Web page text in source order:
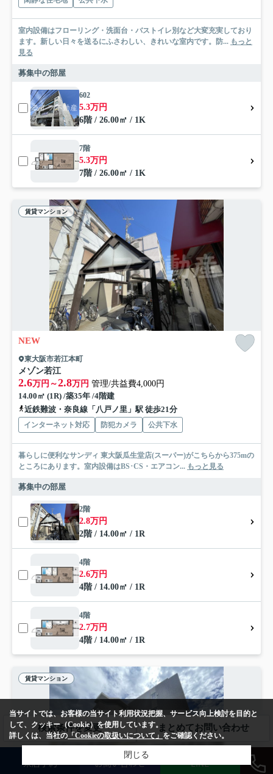
室内設備はフローリング・洗面台・バストイレ別など大変充実しており
ます。新しい日々を送るにふさわしい、きれいな室内です。防... もっと
見る
募集中の部屋
602
5.3万円
6階 / 26.00㎡ / 1K
7階
5.3万円
7階 / 26.00㎡ / 1K
賃貸マンション
NEW
東大阪市若江本町
メゾン若江
2.6万円～2.8万円 管理/共益費4,000円
14.00㎡ (1R) /築35年 /4階建
近鉄難波・奈良線「八戸ノ里」駅 徒歩21分
インターネット対応 防犯カメラ 公共下水
暮らしに便利なサンディ 東大阪瓜生堂店(スーパー)がこちらから375mの
ところにあります。室内設備はBS･CS・エアコン... もっと見る
募集中の部屋
2階
2.8万円
2階 / 14.00㎡ / 1R
4階
2.6万円
4階 / 14.00㎡ / 1R
4階
2.7万円
4階 / 14.00㎡ / 1R
賃貸マンション
検索条件を変更 まとめてお問い合わせ
来店予約 お問い合わせ LINE
当サイトでは、お客様の当サイト利用状況把握、サービス向上検討を目的と
して、クッキー（Cookie）を使用しています。
詳しくは、当社の 「Cookieの取扱いについて」 をご確認ください。
閉じる